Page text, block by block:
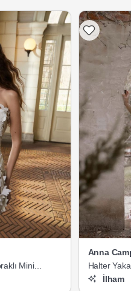
Mini
Anna
Halter
İlham